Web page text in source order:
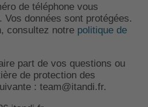
de téléphone vous
Vos données sont protégées.
consultez notre politique de
part de vos questions ou
de protection des
: team@itandi.fr.